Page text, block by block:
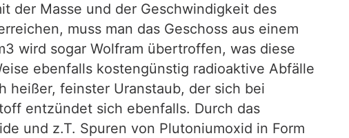
der Masse und der Geschwindigkeit des
muss man das Geschoss aus einem
wird sogar Wolfram übertroffen, was diese
ebenfalls kostengünstig radioaktive Abfälle
heißer, feinster Uranstaub, der sich bei
entzündet sich ebenfalls. Durch das
und z.T. Spuren von Plutoniumoxid in Form